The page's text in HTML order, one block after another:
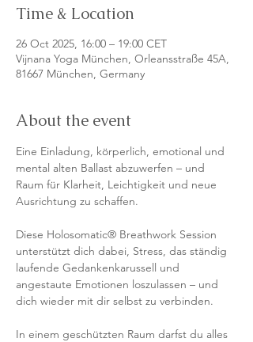
Time & Location
26 Oct 2025, 16:00 – 19:00 CET
Vijnana Yoga München, Orleansstraße 45A,
81667 München, Germany
About the event
Eine Einladung, körperlich, emotional und
mental alten Ballast abzuwerfen – und
Raum für Klarheit, Leichtigkeit und neue
Ausrichtung zu schaffen.
Diese Holosomatic® Breathwork Session
unterstützt dich dabei, Stress, das ständig
laufende Gedankenkarussell und
angestaute Emotionen loszulassen – und
dich wieder mit dir selbst zu verbinden.
In einem geschützten Raum darfst du alles